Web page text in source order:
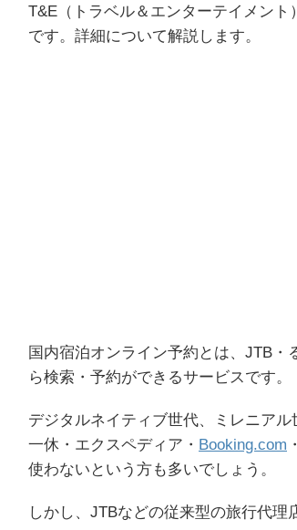
T&E（トラベル＆エンターテイメン
です。詳細について解説します。
国内宿泊オンライン予約とは、JTB
ら検索・予約ができるサービスです。
デジタルネイティブ世代、ミレニア
一休・エクスペディア・ Booking.com
使わないという方も多いでしょう。
しかし、JTBなどの従来型の旅行代理